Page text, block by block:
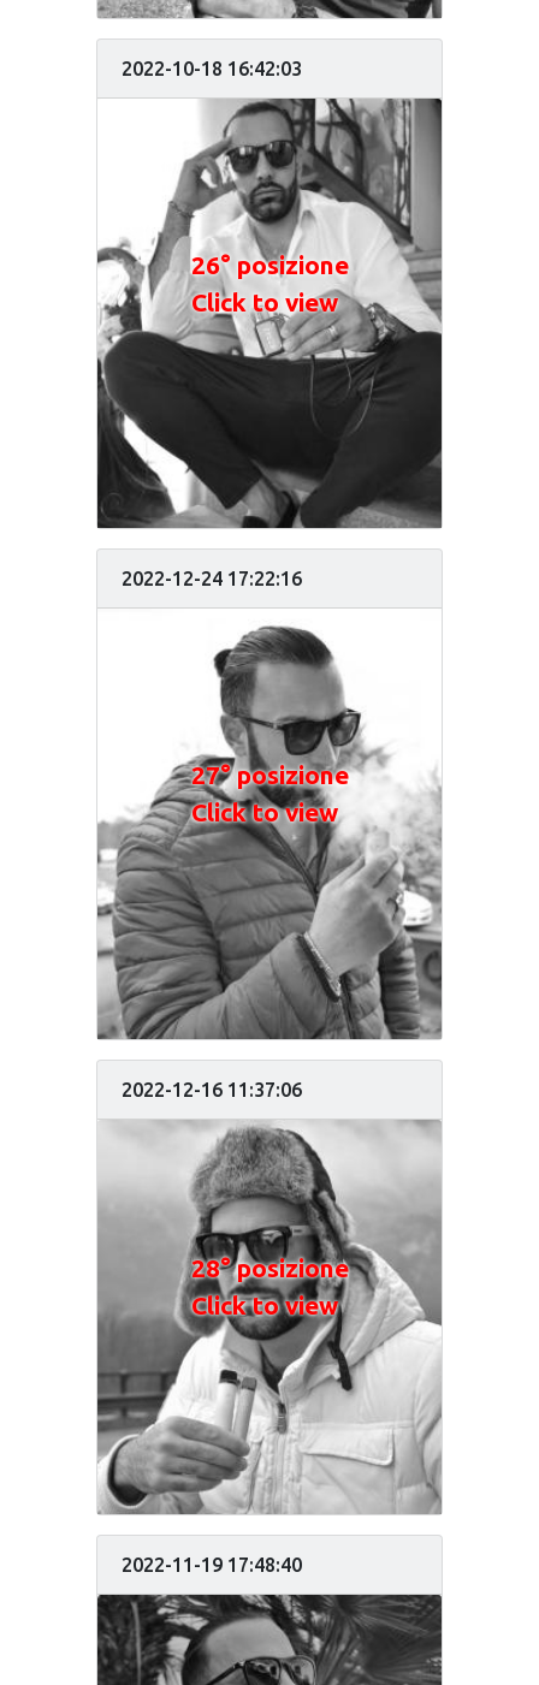
2022-10-18 16:42:03
26° posizione
Click to view
2022-12-24 17:22:16
27° posizione
Click to view
2022-12-16 11:37:06
28° posizione
Click to view
2022-11-19 17:48:40